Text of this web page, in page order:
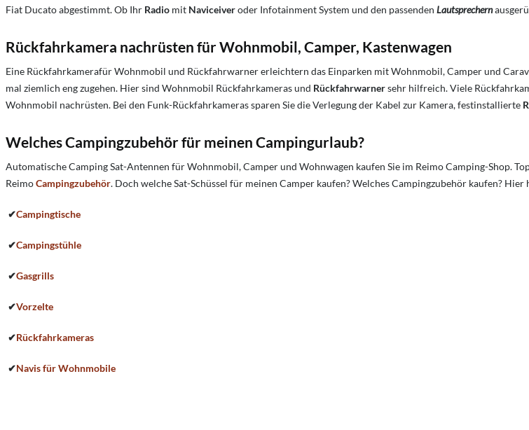
Fiat Ducato abgestimmt. Ob Ihr Radio mit Naviceiveroder Infotainment System und den passenden Lautsprechern
Rückfahrkamera nachrüsten für Wohnmobil, Camper, Kastenwagen
Eine Rückfahrkamerafür Wohnmobil und Rückfahrwarner erleichtern das Einparken mit Wohnmobil, Camper und
mal ziemlich eng zugehen. Hier sind Wohnmobil Rückfahrkameras und Rückfahrwarnersehr hilfreich. Viele
Wohnmobil nachrüsten. Bei den Funk-Rückfahrkameras sparen Sie die Verlegung der Kabel zur Kamera, festinstallierte
Welches Campingzubehör für meinen Campingurlaub?
Automatische Camping Sat-Antennen für Wohnmobil, Camper und Wohnwagen kaufen Sie im Reimo Camping-Shop.
ReimoCampingzubehör. Doch welche Sat-Schüssel für meinen Camper kaufen? Welches Campingzubehör kaufen?
✔Campingtische
✔Campingstühle
✔Gasgrills
✔Vorzelte
✔Rückfahrkameras
✔Navis für Wohnmobile